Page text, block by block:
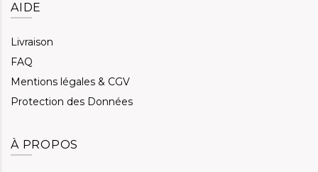
AIDE
Livraison
FAQ
Mentions légales & CGV
Protection des Données
À PROPOS